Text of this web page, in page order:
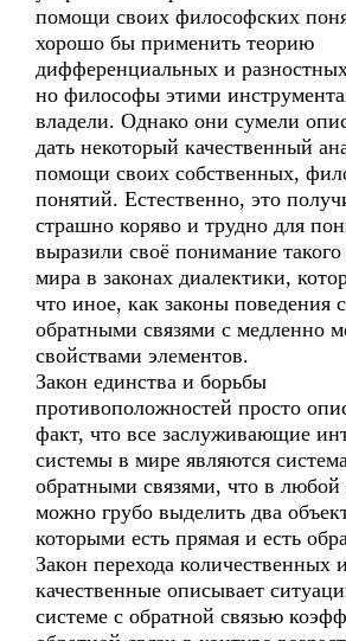
помощи своих философских
хорошо бы применить теорию
дифференциальных и
но философы этими
владели. Однако они сумели
дать некоторый качественный
помощи своих собственных,
понятий. Естественно, это
страшно коряво и трудно для
выразили своё понимание такого
мира в законах диалектики,
что иное, как законы поведения
обратными связями с медленно
свойствами элементов.
Закон единства и борьбы
противоположностей просто
факт, что все заслуживающие
системы в мире являются
обратными связями, что в любой
можно грубо выделить два
которыми есть прямая и есть
Закон перехода количественных
качественные описывает
системе с обратной связью